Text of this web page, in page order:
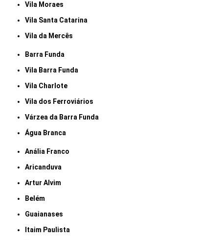
Vila Moraes
Vila Santa Catarina
Vila da Mercês
Barra Funda
Vila Barra Funda
Vila Charlote
Vila dos Ferroviários
Várzea da Barra Funda
Água Branca
Anália Franco
Aricanduva
Artur Alvim
Belém
Guaianases
Itaim Paulista